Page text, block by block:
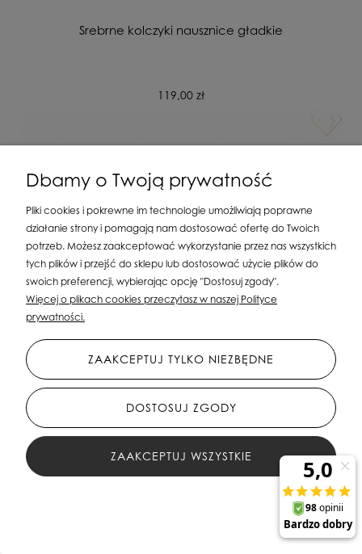
FILTRY
Srebrne kolczyki nausznice gładkie
119,00 zł
Dbamy o Twoją prywatność
Pliki cookies i pokrewne im technologie umożliwiają poprawne
działanie strony i pomagają nam dostosować ofertę do Twoich
potrzeb. Możesz zaakceptować wykorzystanie przez nas wszystkich
tych plików i przejść do sklepu lub dostosować użycie plików do
swoich preferencji, wybierając opcję "Dostosuj zgody".
Więcej o plikach cookies przeczytasz w naszej Polityce
prywatności.
ZAAKCEPTUJ TYLKO NIEZBĘDNE
DOSTOSUJ ZGODY
ZAAKCEPTUJ WSZYSTKIE